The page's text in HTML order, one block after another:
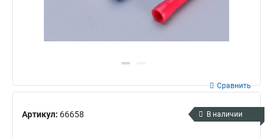
Артикул: 66658
Сравнить
В наличии